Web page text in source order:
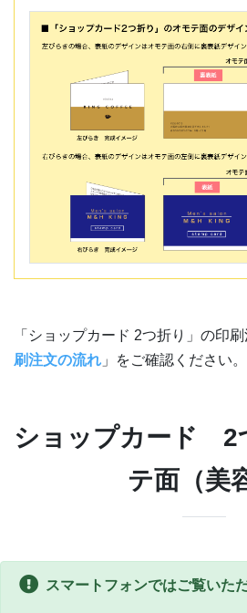
「ショップカード 2つ折り」の印
刷注文の流れ 」をご確認ください。
ショップカード
テ面（美
スマートフォンではご覧いた